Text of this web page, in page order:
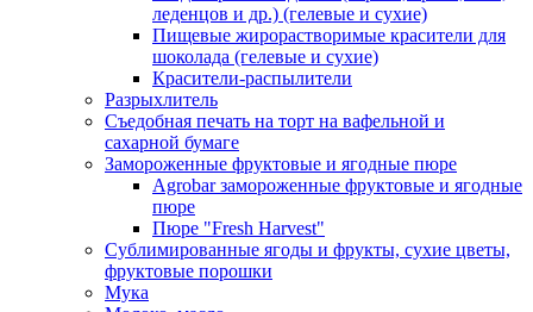
леденцов и др.) (гелевые и сухие)
Пищевые жирорастворимые красители для
шоколада (гелевые и сухие)
Красители-распылители
Разрыхлитель
Съедобная печать на торт на вафельной и
сахарной бумаге
Замороженные фруктовые и ягодные пюре
Agrobar замороженные фруктовые и ягодные
пюре
Пюре "Fresh Harvest"
Сублимированные ягоды и фрукты, сухие цветы,
фруктовые порошки
Мука